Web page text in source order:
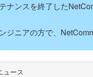
ナンスを終了した
ジニアの方で、
ュース